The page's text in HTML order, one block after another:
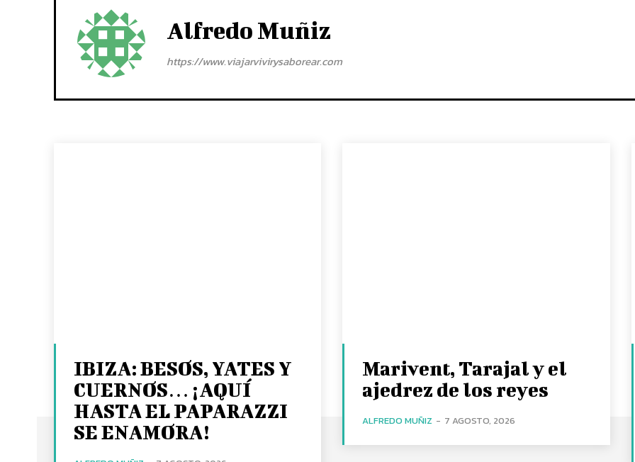
Alfredo Muñiz
https://www.viajarvivirysaborear.com
IBIZA: BESOS, YATES Y
CUERNOS… ¡AQUÍ
HASTA EL PAPARAZZI
SE ENAMORA!
Marivent, Tarajal y el
ajedrez de los reyes
ALFREDO MUÑIZ - 7 AGOSTO, 2026